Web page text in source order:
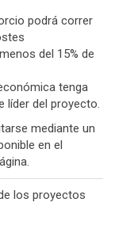
podrá correr
del 15% de
tenga
líder del proyecto.
mediante un
en el
los proyectos